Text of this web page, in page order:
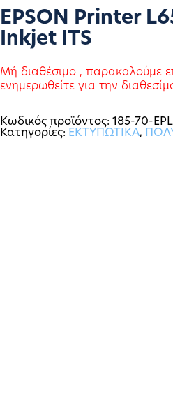
EPSON Printer
Inkjet ITS
Μή διαθέσιμο , παρακαλούμε
ενημερωθείτε για την
Κωδικός προϊόντος: 185-70-
Κατηγορίες: ΕΚΤΥΠΩΤΙΚΑ,